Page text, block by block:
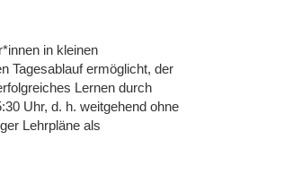
in kleinen
Tagesablauf ermöglicht, der
Lernen durch
Uhr, d. h. weitgehend ohne
Lehrpläne als